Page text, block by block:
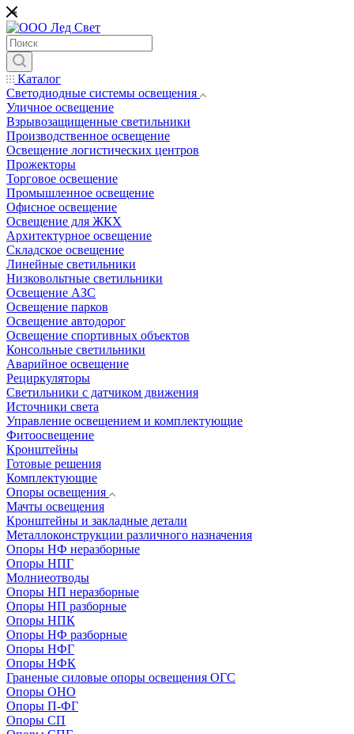
Каталог
Светодиодные системы освещения
Уличное освещение
Взрывозащищенные светильники
Производственное освещение
Освещение логистических центров
Прожекторы
Торговое освещение
Промышленное освещение
Офисное освещение
Освещение для ЖКХ
Архитектурное освещение
Складское освещение
Линейные светильники
Низковольтные светильники
Освещение АЗС
Освещение парков
Освещение автодорог
Освещение спортивных объектов
Консольные светильники
Аварийное освещение
Рециркуляторы
Светильники с датчиком движения
Источники света
Управление освещением и комплектующие
Фитоосвещение
Кронштейны
Готовые решения
Комплектующие
Опоры освещения
Мачты освещения
Кронштейны и закладные детали
Металлоконструкции различного назначения
Опоры НФ неразборные
Опоры НПГ
Молниеотводы
Опоры НП неразборные
Опоры НП разборные
Опоры НПК
Опоры НФ разборные
Опоры НФГ
Опоры НФК
Граненые силовые опоры освещения ОГС
Опоры ОНО
Опоры П-ФГ
Опоры СП
*